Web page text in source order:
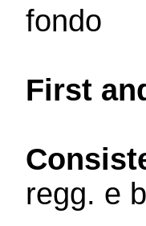
fondo
First
regg. e